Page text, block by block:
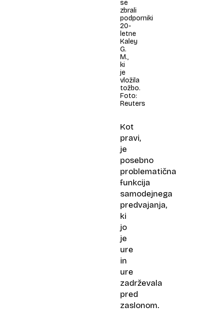
se
zbrali
podporniki
20-
letne
Kaley
G.
M.,
ki
je
vložila
tožbo.
Foto:
Reuters
Kot
pravi,
je
posebno
problematična
funkcija
samodejnega
predvajanja,
ki
jo
je
ure
in
ure
zadrževala
pred
zaslonom.